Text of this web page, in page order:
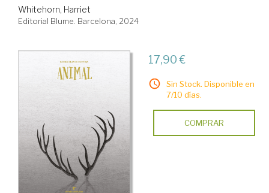
Whitehorn, Harriet
Editorial Blume. Barcelona, 2024
17,90 €
Sin Stock. Disponible en
7/10 días.
COMPRAR